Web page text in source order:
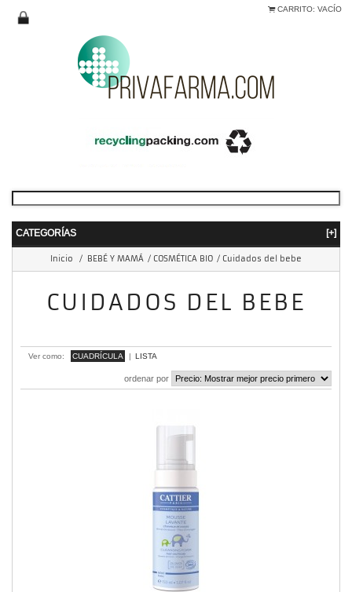
CARRITO: VACÍO
CATEGORÍAS [+]
Inicio / BEBÉ Y MAMÁ / COSMÉTICA BIO / Cuidados del bebe
CUIDADOS DEL BEBE
Ver como: CUADRÍCULA | LISTA
ordenar por